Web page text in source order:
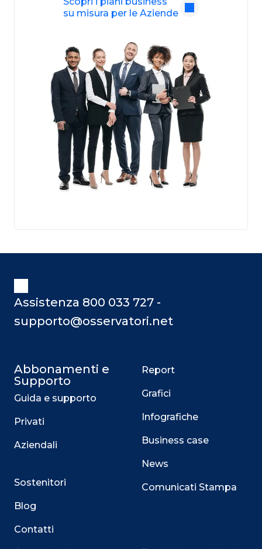
su misura per le Aziende
Assistenza 800 033 727 -
supporto@osservatori.net
Abbonamenti e
Supporto
Guida e supporto
Privati
Aziendali
Sostenitori
Blog
Contatti
Report
Grafici
Infografiche
Business case
News
Comunicati Stampa